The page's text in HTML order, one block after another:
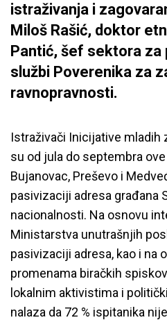
istraživanja i
Miloš Rašić, doktor
Pantić, šef sektora za
službi Poverenika za
ravnopravnosti.
Istraživači Inicijative mladih
su od jula do septembra
Bujanovac, Preševo i
pasivizaciji adresa građana
nacionalnosti. Na osnovu
Ministarstva unutrašnjih
pasivizaciji adresa, kao i na
promenama biračkih
lokalnim aktivistima i
nalaza da 72 % ispitanika